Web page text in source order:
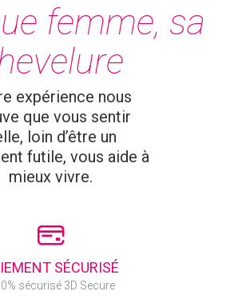
femme, sa
expérience nous
que vous sentir
loin d’être un
futile, vous aide à
mieux vivre.
SÉCURISÉ
sécurisé 3D Secure